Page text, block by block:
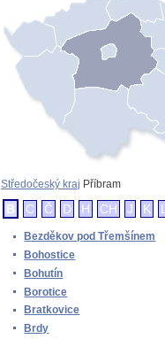
Středočeský kraj Příbram
B C Č D H CH J K
Bezděkov pod Třemšínem
Bohostice
Bohutín
Borotice
Bratkovice
Brdy